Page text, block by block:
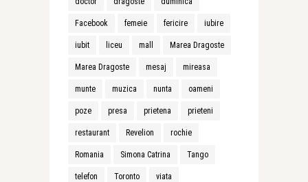
Facebook femeie fericire iubire
iubit liceu mall Marea Dragoste
Marea Dragoste mesaj mireasa
munte muzica nunta oameni
poze presa prietena prieteni
restaurant Revelion rochie
Romania Simona Catrina Tango
telefon Toronto viata